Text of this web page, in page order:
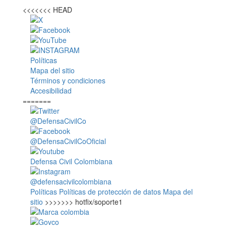
<<<<<<< HEAD
Políticas
Mapa del sitio
Términos y condiciones
Accesibilidad
=======
@DefensaCivilCo
@DefensaCivilCoOficial
Defensa Civil Colombiana
@defensacivilcolombiana
Políticas Políticas de protección de datos Mapa del
sitio >>>>>>> hotfix/soporte1